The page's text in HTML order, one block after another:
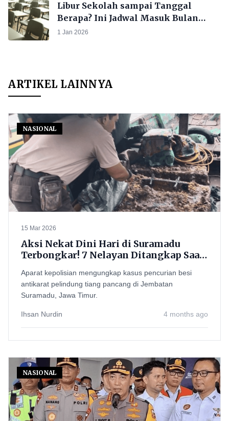
Libur Sekolah sampai Tanggal
Berapa? Ini Jadwal Masuk Bulan
Januari 2026, Beserta Tanggal Merah
1 Jan 2026
ARTIKEL LAINNYA
NASIONAL
15 Mar 2026
Aksi Nekat Dini Hari di Suramadu
Terbongkar! 7 Nelayan Ditangkap Saat
Aparat kepolisian mengungkap kasus pencurian besi
antikarat pelindung tiang pancang di Jembatan
Suramadu, Jawa Timur.
Ihsan Nurdin 4 months ago
NASIONAL